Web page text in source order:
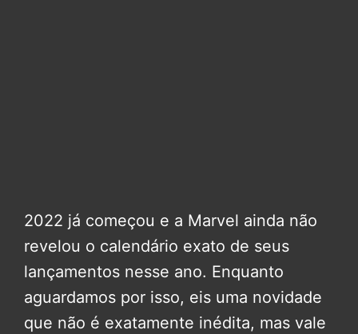
2022 já começou e a Marvel ainda não
revelou o calendário exato de seus
lançamentos nesse ano. Enquanto
aguardamos por isso, eis uma novidade
que não é exatamente inédita, mas vale